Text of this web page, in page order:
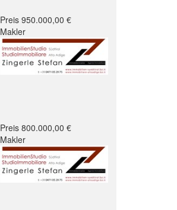
Preis 950.000,00 €
Makler
Preis 800.000,00 €
Makler